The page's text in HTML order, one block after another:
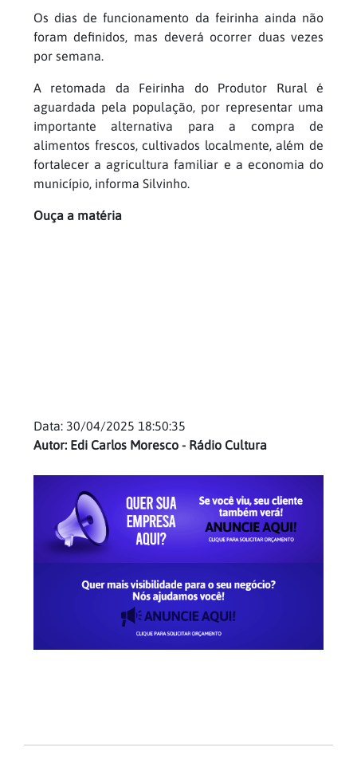
Os dias de funcionamento da feirinha ainda não
foram definidos, mas deverá ocorrer duas vezes
por semana.
A retomada da Feirinha do Produtor Rural é
aguardada pela população, por representar uma
importante alternativa para a compra de
alimentos frescos, cultivados localmente, além de
fortalecer a agricultura familiar e a economia do
município, informa Silvinho.
Ouça a matéria
Data: 30/04/2025 18:50:35
Autor: Edi Carlos Moresco - Rádio Cultura